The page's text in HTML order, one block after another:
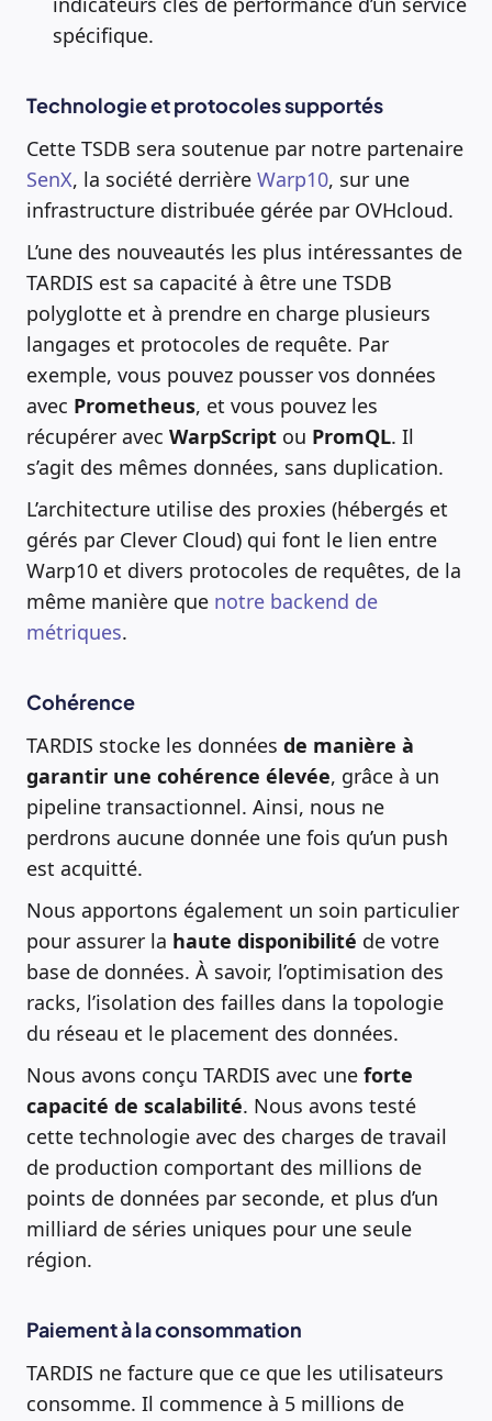
spécifique.
Technologie et protocoles supportés
Cette TSDB sera soutenue par notre partenaire
SenX, la société derrière Warp10, sur une
infrastructure distribuée gérée par OVHcloud.
L’une des nouveautés les plus intéressantes de
TARDIS est sa capacité à être une TSDB
polyglotte et à prendre en charge plusieurs
langages et protocoles de requête. Par
exemple, vous pouvez pousser vos données
avec Prometheus, et vous pouvez les
récupérer avec WarpScript ou PromQL. Il
s’agit des mêmes données, sans duplication.
L’architecture utilise des proxies (hébergés et
gérés par Clever Cloud) qui font le lien entre
Warp10 et divers protocoles de requêtes, de la
même manière que notre backend de
métriques.
Cohérence
TARDIS stocke les données de manière à
garantir une cohérence élevée, grâce à un
pipeline transactionnel. Ainsi, nous ne
perdrons aucune donnée une fois qu’un push
est acquitté.
Nous apportons également un soin particulier
pour assurer la haute disponibilité de votre
base de données. À savoir, l’optimisation des
racks, l’isolation des failles dans la topologie
du réseau et le placement des données.
Nous avons conçu TARDIS avec une forte
capacité de scalabilité. Nous avons testé
cette technologie avec des charges de travail
de production comportant des millions de
points de données par seconde, et plus d’un
milliard de séries uniques pour une seule
région.
Paiement à la consommation
TARDIS ne facture que ce que les utilisateurs
consomme. Il commence à 5 millions de